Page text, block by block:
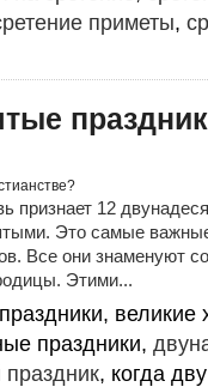
приметы,
признает 12
Это самые
Все они знаменуют
Этими...
великие
праздники,
праздник, когда